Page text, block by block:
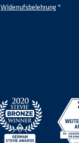
Widerrufsbelehrung*